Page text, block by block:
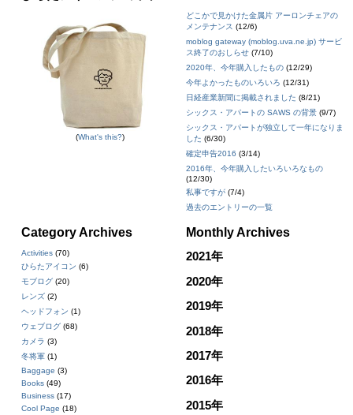
(What's this?)
どこかで見かけた金属片 アーロンチェアの
メンテナンス (12/6)
moblog gateway (moblog.uva.ne.jp) サービ
ス終了のおしらせ (7/10)
2020年、今年購入したもの (12/29)
今年よかったものいろいろ (12/31)
日経産業新聞に掲載されました (8/21)
シックス・アパートの SAWS の背景 (9/7)
シックス・アパートが独立して一年になりま
した (6/30)
確定申告2016 (3/14)
2016年、今年購入したいろいろなもの
(12/30)
私事ですが (7/4)
過去のエントリーの一覧
Category Archives
Activities (70)
ひらたアイコン (6)
モブログ (20)
レンズ (2)
ヘッドフォン (1)
ウェブログ (68)
カメラ (3)
冬将軍 (1)
Baggage (3)
Books (49)
Business (17)
Cool Page (18)
Monthly Archives
2021年
2020年
2019年
2018年
2017年
2016年
2015年